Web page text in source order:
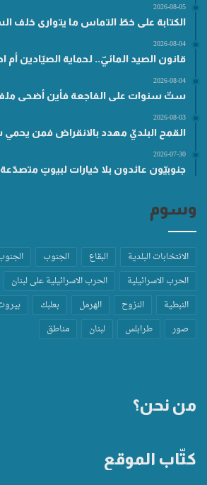
2026-08-05
الكتابة على خطّ التماس ما يتوارى خلف
2026-08-04
قانون الصيد المائيّ.. لحماية الصيّادين أم
2026-08-04
ستّ سنوات على الفاجعة فأين أضحى ملف
2026-08-03
القمح البلديّ مهدد بالانقراض فمن يحمي
2026-07-30
جنوبيّون عائدون بلا خيارات لبيوتٍ
وسوم
الانتخابات البلدية البقاع الجنوب
الحرب الاسرائيلية
الحرب الاسرائيلية على لبنان
النبطية
النزوح الهرمل بعلبك
صور
طرابلس لبنان مناطق
من نحن؟
كتّاب الموقع